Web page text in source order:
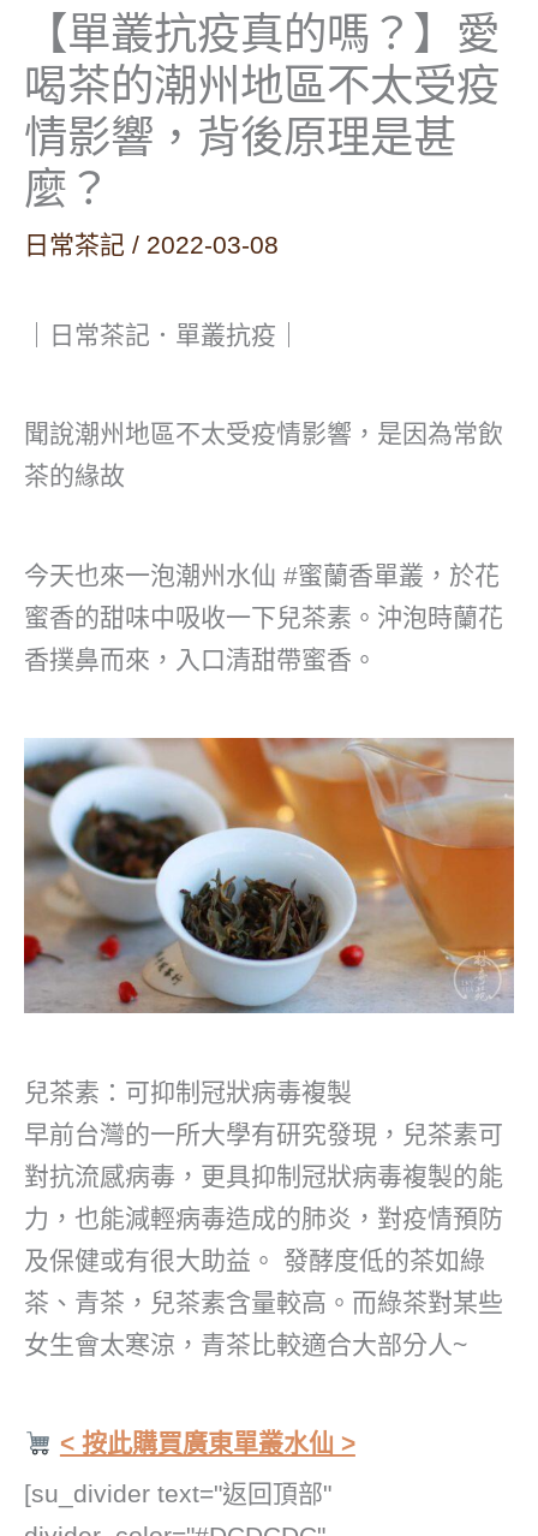
【單叢抗疫真的嗎？】愛
喝茶的潮州地區不太受疫
情影響，背後原理是甚
麼？
日常茶記 / 2022-03-08
｜日常茶記．單叢抗疫｜
聞說潮州地區不太受疫情影響，是因為常飲
茶的緣故
今天也來一泡潮州水仙 #蜜蘭香單叢，於花
蜜香的甜味中吸收一下兒茶素。沖泡時蘭花
香撲鼻而來，入口清甜帶蜜香。
兒茶素：可抑制冠狀病毒複製
早前台灣的一所大學有研究發現，兒茶素可
對抗流感病毒，更具抑制冠狀病毒複製的能
力，也能減輕病毒造成的肺炎，對疫情預防
及保健或有很大助益。 發酵度低的茶如綠
茶、青茶，兒茶素含量較高。而綠茶對某些
女生會太寒涼，青茶比較適合大部分人~
< 按此購買廣東單叢水仙 >
[su_divider text="返回頂部"